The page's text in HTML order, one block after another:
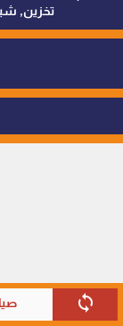
sync
تخزين,